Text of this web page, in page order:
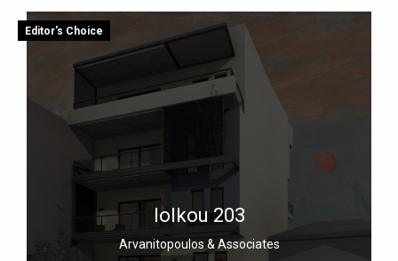
Editor's Choice
Iolkou 203
Arvanitopoulos & Associates